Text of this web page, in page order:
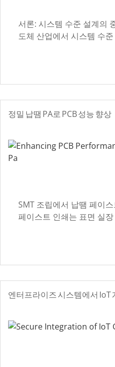
서론: 시스템 수준 설계의
도체 산업에서 시스템 수
정밀 납땜 PA로 PCB 성능 향상
SMT 조립에서 납땜 페이
페이스트 인쇄는 표면 실
엔터프라이즈 시스템에서 IoT